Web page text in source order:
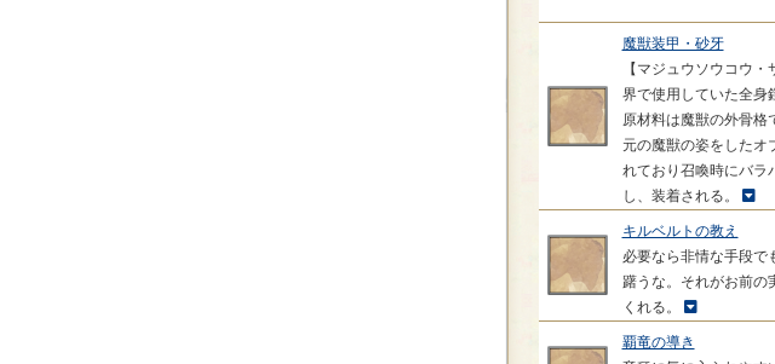
魔獣装甲・砂牙
【マジュウソウコウ
界で使用していた全身
原材料は魔獣の外骨格
元の魔獣の姿をしたオ
れており召喚時にバラ
し、装着される。
キルベルトの教え
必要なら非情な手段で
躇うな。それがお前の
くれる。
覇竜の導き